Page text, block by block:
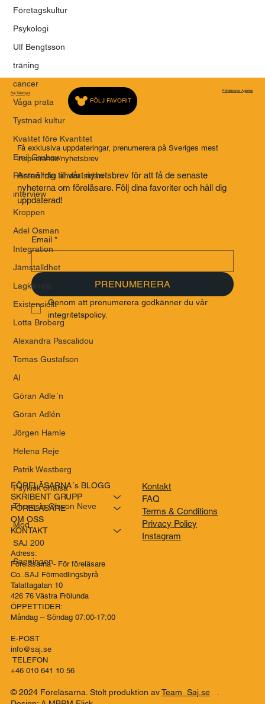
Företagskultur
Psykologi
Ulf Bengtsson
träning
cancer
Våga prata
Tystnad kultur
Kvalitet före Kvantitet
Emil Grabow
Rösten från andra sidan
interview
Kroppen
Adel Osman
Integration
Jämställdhet
Lagkänsla
Existensiellt
Lotta Broberg
Alexandra Pascalidou
Tomas Gustafson
AI
Göran Adle´n
Göran Adlén
Jörgen Hamle
Helena Reje
Patrik Westberg
Psykisk ohälsa
Theresia Olsson Neve
Mod
SAJ 200
Sanningen
Saj Talarbyrå Föreläsares Agentur
FÖLJ FAVORIT
Få exklusiva uppdateringar, prenumerera på Sveriges mest
inspirerande nyhetsbrev
Anmäl dig till vårt nyhetsbrev för att få de senaste
nyheterna om föreläsare. Följ dina favoriter och håll dig
uppdaterad!
Email *
PRENUMERERA
Genom att prenumerera godkänner du vår
integritetspolicy.
FÖRELÄSARNA´s BLOGG
SKRIBENT GRUPP
FÖRELÄSARE
OM OSS
KONTAKT
Adress:
Föreläsarna - För föreläsare
Co..SAJ Förmedlingsbyrå
Talattagatan 10
426 76 Västra Frölunda
ÖPPETTIDER:
Måndag – Söndag 07:00-17:00
E-POST
info@saj.se
TELEFON
+46 010 641 10 56
Kontakt
FAQ
Terms & Conditions
Privacy Policy
Instagram
© 2024 Föreläsarna. Stolt produktion avTeam Saj.se.